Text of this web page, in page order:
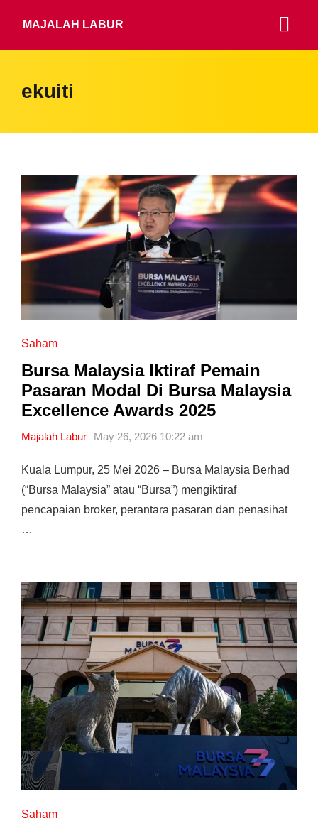
MAJALAH LABUR
ekuiti
Saham
Bursa Malaysia Iktiraf Pemain
Pasaran Modal Di Bursa Malaysia
Excellence Awards 2025
Majalah Labur May 26, 2026 10:22 am
Kuala Lumpur, 25 Mei 2026 – Bursa Malaysia Berhad
(“Bursa Malaysia” atau “Bursa”) mengiktiraf
pencapaian broker, perantara pasaran dan penasihat
…
Saham